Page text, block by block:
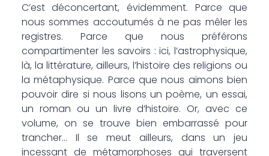
C’est déconcertant, évidemment. Parce que
nous sommes accoutumés à ne pas mêler les
registres. Parce que nous préférons
compartimenter les savoirs : ici, l’astrophysique,
là, la littérature, ailleurs, l’histoire des religions ou
la métaphysique. Parce que nous aimons bien
pouvoir dire si nous lisons un poème, un essai,
un roman ou un livre d’histoire. Or, avec ce
volume, on se trouve bien embarrassé pour
trancher… Il se meut ailleurs, dans un jeu
incessant de métamorphoses qui traversent